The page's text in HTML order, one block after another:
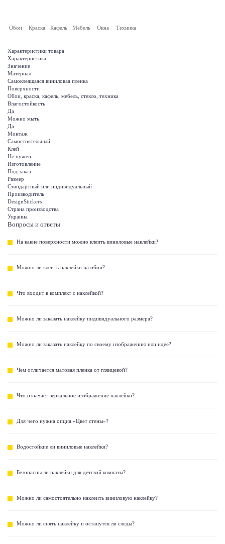
Обои Краска Кафель Мебель Окна Техника
Характеристики товара
Характеристика
Значение
Материал
Самоклеящаяся виниловая пленка
Поверхности
Обои, краска, кафель, мебель, стекло, техника
Влагостойкость
Да
Можно мыть
Да
Монтаж
Самостоятельный
Клей
Не нужен
Изготовление
Под заказ
Размер
Стандартный или индивидуальный
Производитель
DesignStickers
Страна производства
Украина
Вопросы и ответы
На какие поверхности можно клеить виниловые наклейки?
Можно ли клеить наклейки на обои?
Что входит в комплект с наклейкой?
Можно ли заказать наклейку индивидуального размера?
Можно ли заказать наклейку по своему изображению или идее?
Чем отличается матовая пленка от глянцевой?
Что означает зеркальное изображение наклейки?
Для чего нужна опция «Цвет стены»?
Водостойкие ли виниловые наклейки?
Безопасны ли наклейки для детской комнаты?
Можно ли самостоятельно наклеить виниловую наклейку?
Можно ли снять наклейку и останутся ли следы?